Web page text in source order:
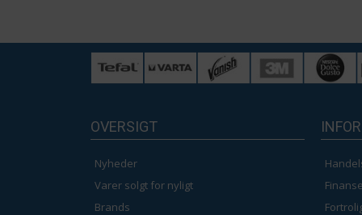
OVERSIGT
Nyheder
Varer solgt for nyligt
Brands